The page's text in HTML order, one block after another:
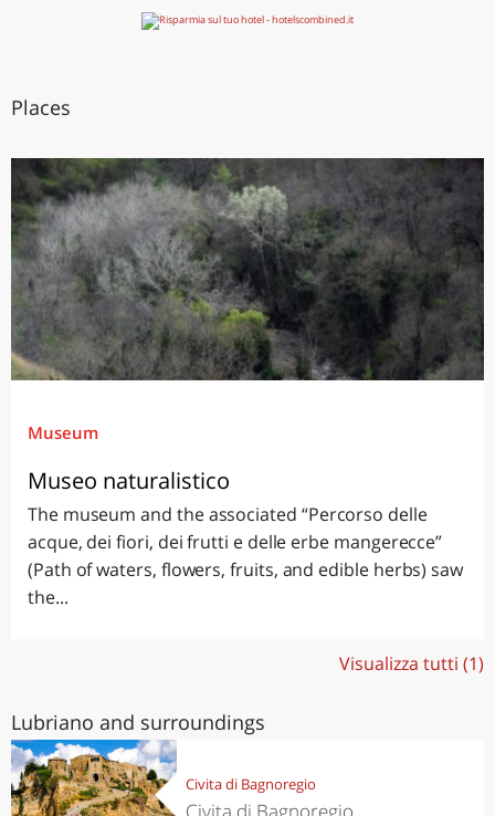
Places
Museum
Museo naturalistico
The museum and the associated “Percorso delle
acque, dei fiori, dei frutti e delle erbe mangerecce”
(Path of waters, flowers, fruits, and edible herbs) saw
the...
Visualizza tutti (1)
Lubriano and surroundings
Civita di Bagnoregio